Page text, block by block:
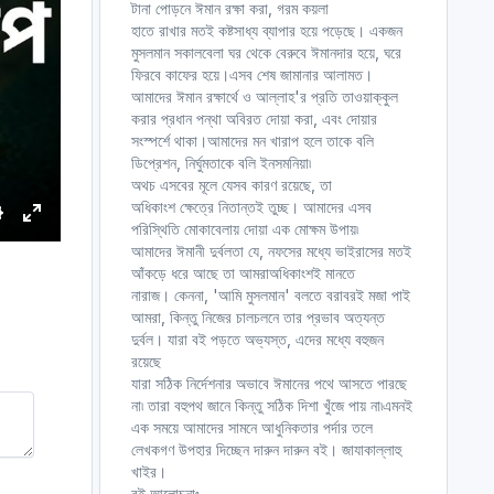
টানা পোড়নে ঈমান রক্ষা করা, গরম কয়লা
হাতে রাখার মতই কষ্টসাধ্য ব্যাপার হয়ে পড়েছে। একজন
মুসলমান সকালবেলা ঘর থেকে বেরুবে ঈমানদার হয়ে, ঘরে
ফিরবে কাফের হয়ে।এসব শেষ জামানার আলামত।
আমাদের ঈমান রক্ষার্থে ও আল্লাহ'র প্রতি তাওয়াক্কুল
করার প্রধান পন্থা অবিরত দোয়া করা, এবং দোয়ার
সংস্পর্শে থাকা।আমাদের মন খারাপ হলে তাকে বলি
ডিপ্রেশন, নির্ঘুমতাকে বলি ইনসমনিয়া৷
অথচ এসবের মূলে যেসব কারণ রয়েছে, তা
অধিকাংশ ক্ষেত্রে নিতান্তই তুচ্ছ। আমাদের এসব
পরিস্থিতি মোকাবেলায় দোয়া এক মোক্ষম উপায়৷
আমাদের ঈমানী দুর্বলতা যে, নফসের মধ্যে ভাইরাসের মতই
আঁকড়ে ধরে আছে তা আমরাঅধিকাংশই মানতে
নারাজ। কেননা, 'আমি মুসলমান' বলতে বরাবরই মজা পাই
আমরা, কিন্তু নিজের চালচলনে তার প্রভাব অত্যন্ত
দুর্বল। যারা বই পড়তে অভ্যস্ত, এদের মধ্যে বহুজন
রয়েছে
যারা সঠিক নির্দেশনার অভাবে ঈমানের পথে আসতে পারছে
না৷ তারা বহুপথ জানে কিন্তু সঠিক দিশা খুঁজে পায় না৷এমনই
এক সময়ে আমাদের সামনে আধুনিকতার পর্দার তলে
লেখকগণ উপহার দিচ্ছেন দারুন দারুন বই। জাযাকাল্লাহু
খাইর।